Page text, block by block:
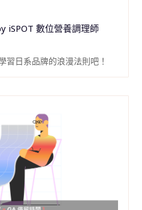
iSPOT 數位營養調理師
習日系品牌的浪漫法則吧！